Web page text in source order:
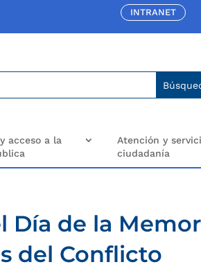
INTRANET
acceso a la
Atención y
ciudadanía
Día de la
del Conflicto